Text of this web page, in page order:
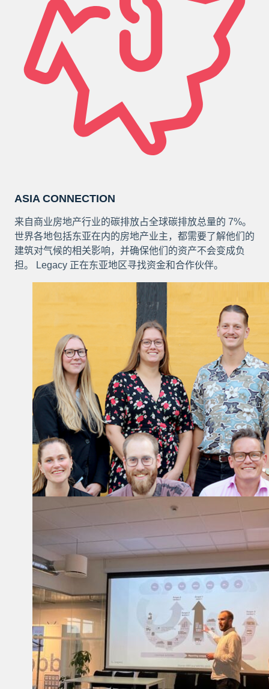
ASIA CONNECTION
来自商业房地产行业的碳排放占全球碳排放总量的 7%。
世界各地包括东亚在内的房地产业主，都需要了解他们的
建筑对气候的相关影响，并确保他们的资产不会变成负
担。 Legacy 正在东亚地区寻找资金和合作伙伴。